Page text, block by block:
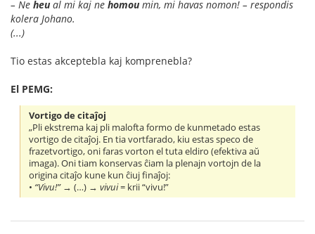
– Ne heual mi kaj ne homoumin, mi havas nomon! – respondis
kolera Johano.
(...)
Tio estas akceptebla kaj komprenebla?
El PEMG:
Vortigo de citaĵoj
„Pli ekstrema kaj pli malofta formo de kunmetado estas
vortigo de citaĵoj. En tia vortfarado, kiu estas speco de
frazetvortigo, oni faras vorton el tuta eldiro (efektiva aŭ
imaga). Oni tiam konservas ĉiam la plenajn vortojn de la
origina citaĵo kune kun ĉiuj finaĵoj:
• “Vivu!”→ (…) →vivui= krii “vivu!”